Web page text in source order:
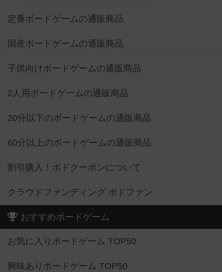
定番ボードゲームの通販商品
国産ボードゲームの通販商品
子供向けボードゲームの通販商品
2人用ボードゲームの通販商品
20分以下のボードゲームの通販商品
60分以上のボードゲームの通販商品
割引購入！ボドクーポンについて
クラウドファンディング ボドファン
おすすめボードゲーム
お気に入りボードゲーム TOP50
興味ありボードゲーム TOP50